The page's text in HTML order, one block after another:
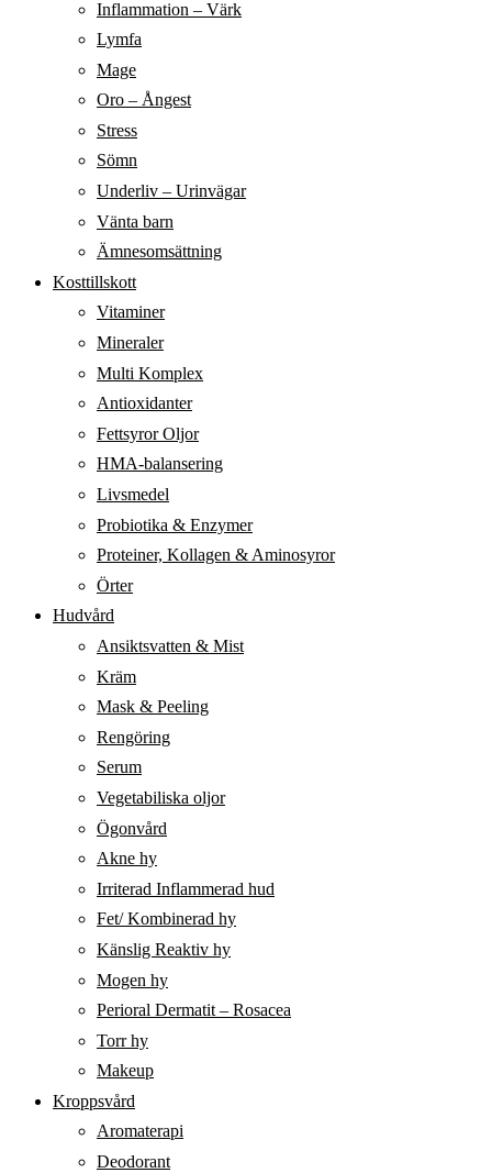
Inflammation – Värk
Lymfa
Mage
Oro – Ångest
Stress
Sömn
Underliv – Urinvägar
Vänta barn
Ämnesomsättning
Kosttillskott
Vitaminer
Mineraler
Multi Komplex
Antioxidanter
Fettsyror Oljor
HMA-balansering
Livsmedel
Probiotika & Enzymer
Proteiner, Kollagen & Aminosyror
Örter
Hudvård
Ansiktsvatten & Mist
Kräm
Mask & Peeling
Rengöring
Serum
Vegetabiliska oljor
Ögonvård
Akne hy
Irriterad Inflammerad hud
Fet/ Kombinerad hy
Känslig Reaktiv hy
Mogen hy
Perioral Dermatit – Rosacea
Torr hy
Makeup
Kroppsvård
Aromaterapi
Deodorant